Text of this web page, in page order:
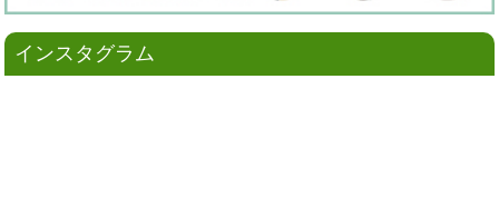
インスタグラム